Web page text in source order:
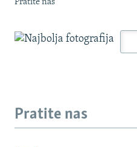
Pratite nas
Pratite nas